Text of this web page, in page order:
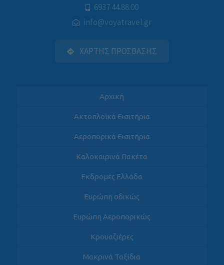
6937 44.88.00
info@voyatravel.gr
ΧΑΡΤΗΣ ΠΡΟΣΒΑΣΗΣ
Αρχική
Ακτοπλοϊκά Εισιτήρια
Αεροπορικά Εισιτήρια
Καλοκαιρινά Πακέτα
Εκδρομές Ελλάδα
Ευρώπη οδικώς
Ευρώπη Αεροπορικώς
Κρουαζιέρες
Μακρινά Ταξίδια